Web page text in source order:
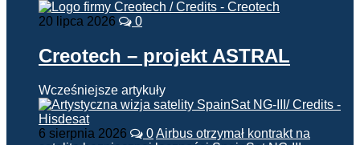
20 lipca 2026 0
Creotech – projekt ASTRAL
Wcześniejsze artykuły
6 sierpnia 2026 0Airbus otrzymał kontrakt na